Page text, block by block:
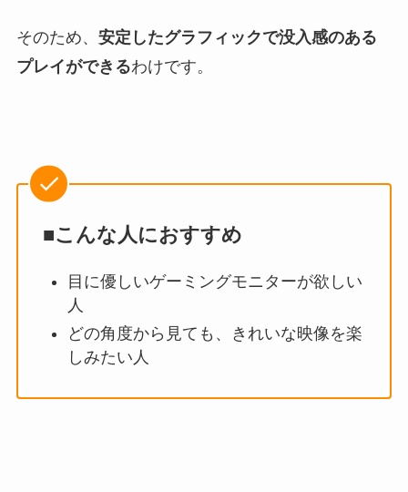
そのため、 安定したグラフィックで没入感のある
プレイができるわけです。
■こんな人におすすめ
目に優しいゲーミングモニターが欲しい
人
どの角度から見ても、きれいな映像を楽
しみたい人